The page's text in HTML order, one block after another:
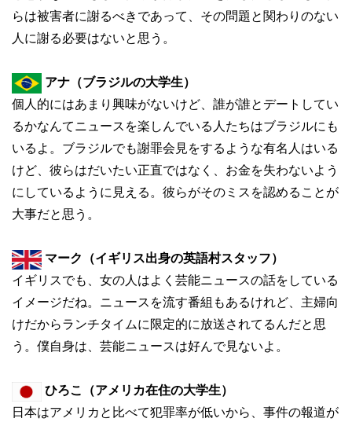
らは被害者に謝るべきであって、その問題と関わりのない
人に謝る必要はないと思う。
アナ（ブラジルの大学生）
個人的にはあまり興味がないけど、誰が誰とデートしてい
るかなんてニュースを楽しんでいる人たちはブラジルにも
いるよ。ブラジルでも謝罪会見をするような有名人はいる
けど、彼らはだいたい正直ではなく、お金を失わないよう
にしているように見える。彼らがそのミスを認めることが
大事だと思う。
マーク（イギリス出身の英語村スタッフ）
イギリスでも、女の人はよく芸能ニュースの話をしている
イメージだね。ニュースを流す番組もあるけれど、主婦向
けだからランチタイムに限定的に放送されてるんだと思
う。僕自身は、芸能ニュースは好んで見ないよ。
ひろこ（アメリカ在住の大学生）
日本はアメリカと比べて犯罪率が低いから、事件の報道が